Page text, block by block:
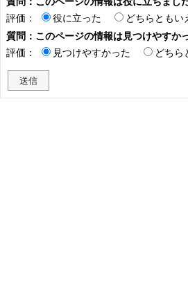
評価：
役に立った どちらともい
質問：このページの情報は見つけやすか
評価：
見つけやすかった どちら